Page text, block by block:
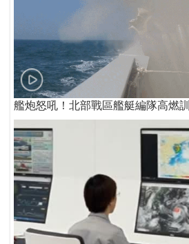
艦炮怒吼！北部戰區艦艇編隊高燃